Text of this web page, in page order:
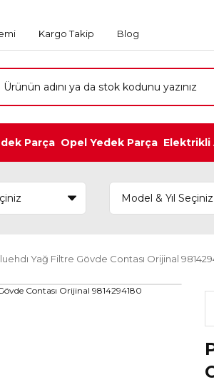
Kargo Takip Blog
Parça Opel Yedek Parça Elektrikli
Yağ Filtre Gövde Contası Orijinal